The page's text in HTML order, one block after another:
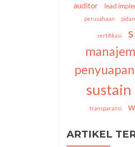
auditor
lead
perusahaan
sertifikasi
penyuapan
sustain
transparansi
ARTIKEL